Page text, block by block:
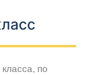
по